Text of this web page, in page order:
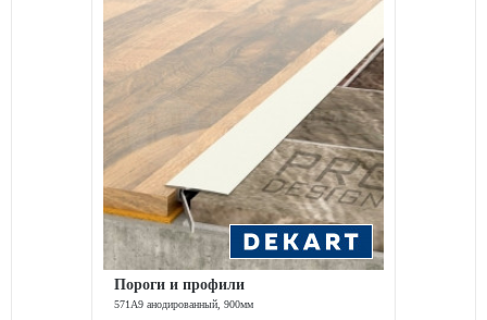
Пороги и профили
571A9 анодированный, 900мм